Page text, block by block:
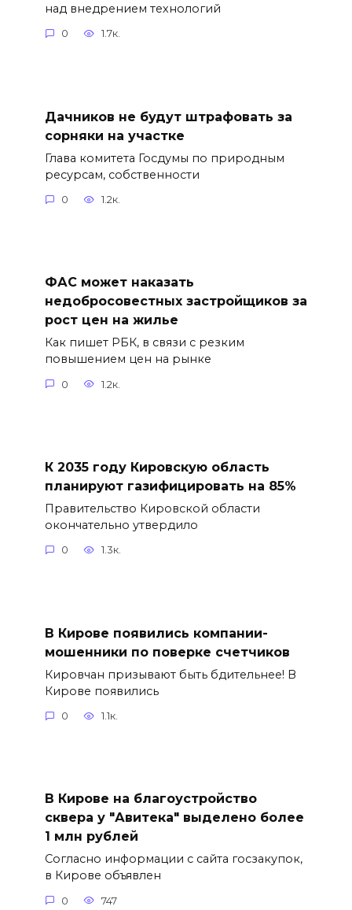
над внедрением технологий
0 1.7к.
Дачников не будут штрафовать за
сорняки на участке
Глава комитета Госдумы по природным
ресурсам, собственности
0 1.2к.
ФАС может наказать
недобросовестных застройщиков за
рост цен на жилье
Как пишет РБК, в связи с резким
повышением цен на рынке
0 1.2к.
К 2035 году Кировскую область
планируют газифицировать на 85%
Правительство Кировской области
окончательно утвердило
0 1.3к.
В Кирове появились компании-
мошенники по поверке счетчиков
Кировчан призывают быть бдительнее! В
Кирове появились
0 1.1к.
В Кирове на благоустройство
сквера у "Авитека" выделено более
1 млн рублей
Согласно информации с сайта госзакупок,
в Кирове объявлен
0 747